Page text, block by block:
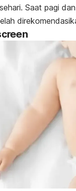
Saat pagi